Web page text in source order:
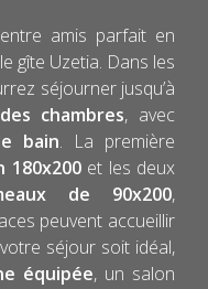
amis parfait en
gîte Uzetia. Dans les
séjourner jusqu’à
chambres, avec
bain. La première
180x200et les deux
de 90x200,
peuvent accueillir
séjour soit idéal,
équipée, un salon